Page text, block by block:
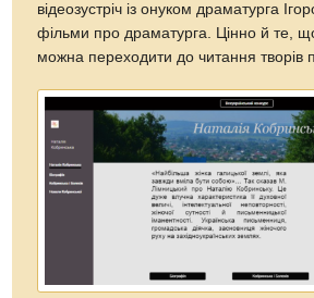
відеозустріч із онуком драматурга
фільми про драматурга. Цінно й те,
можна переходити до читання творів